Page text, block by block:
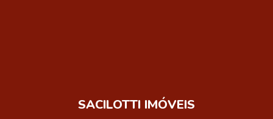
SACILOTTI IMÓVEIS